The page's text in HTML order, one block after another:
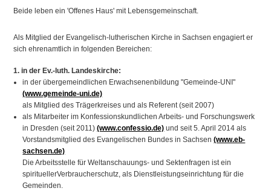
Beide leben ein 'Offenes Haus' mit Lebensgemeinschaft.
Als Mitglied der Evangelisch-lutherischen Kirche in Sachsen engagiert er
sich ehrenamtlich in folgenden Bereichen:
1. in der Ev.-luth. Landeskirche:
in der übergemeindlichen Erwachsenenbildung "Gemeinde-UNI"
(www.gemeinde-uni.de)
als Mitglied des Trägerkreises und als Referent (seit 2007)
als Mitarbeiter im Konfessionskundlichen Arbeits- und Forschungswerk
in Dresden (seit 2011)(www.confessio.de) und seit 5. April 2014 als
Vorstandsmitglied des Evangelischen Bundes in Sachsen(www.eb-
sachsen.de)
Die Arbeitsstelle für Weltanschauungs- und Sektenfragen ist ein
spirituellerVerbraucherschutz, als Dienstleistungseinrichtung für die
Gemeinden.